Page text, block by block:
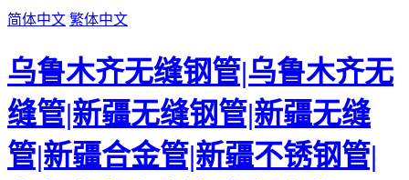
简体中文 繁体中文
乌鲁木齐无缝钢管|乌鲁木齐无
缝管|新疆无缝钢管|新疆无缝
管|新疆合金管|新疆不锈钢管|